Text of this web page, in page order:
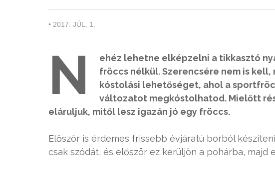
• 2017. JÚL. 1.
N
ehéz lehetne elképzelni a tikkasztó
fröccs nélkül. Szerencsére nem is
kóstolási lehetőséget, ahol a
változatot megkóstolhatod. Mielőtt
eláruljuk, mitől lesz igazán jó egy fröccs.
Először is érdemes frissebb évjáratú borból
csak szódát, és először ez kerüljön a pohárba, majd